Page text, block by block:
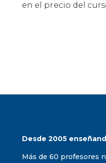
en el precio del
Desde 2005
Más de 60 profesores